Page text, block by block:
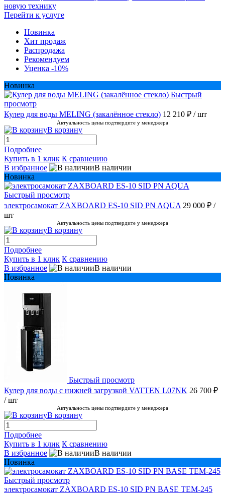
новую технику
Перейти к услуге
Новинка
Хит продаж
Распродажа
Рекомендуем
Уценка -10%
Новинка
Быстрый
просмотр
Кулер для воды MELING (закалённое стекло) 12 210 ₽ / шт
Актуальность цены подтвердите у менеджера
В корзину
Подробнее
Купить в 1 клик К сравнению
В избранное
В наличии
Новинка
Быстрый просмотр
электросамокат ZAXBOARD ES-10 SID PN AQUA 29 000 ₽ /
шт
Актуальность цены подтвердите у менеджера
В корзину
Подробнее
Купить в 1 клик К сравнению
В избранное
В наличии
Новинка
Быстрый просмотр
Кулер для воды с нижней загрузкой VATTEN L07NK 26 700 ₽
/ шт
Актуальность цены подтвердите у менеджера
В корзину
Подробнее
Купить в 1 клик К сравнению
В избранное
В наличии
Новинка
Быстрый просмотр
электросамокат ZAXBOARD ES-10 SID PN BASE TEM-245